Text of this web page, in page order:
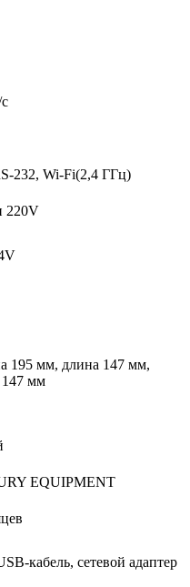
232, Wi-Fi(2,4 ГГц)
220V
195 мм, длина 147 мм,
147 мм
EQUIPMENT
кабель, сетевой адаптер